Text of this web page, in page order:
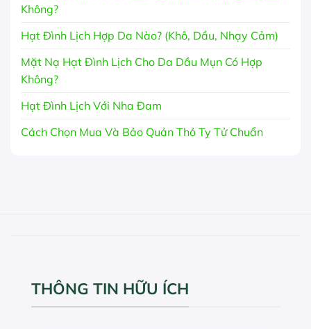
Không?
Hạt Đình Lịch Hợp Da Nào? (Khô, Dầu, Nhạy Cảm)
Mặt Nạ Hạt Đình Lịch Cho Da Dầu Mụn Có Hợp
Không?
Hạt Đình Lịch Với Nha Đam
Cách Chọn Mua Và Bảo Quản Thỏ Ty Tử Chuẩn
THÔNG TIN HỮU ÍCH